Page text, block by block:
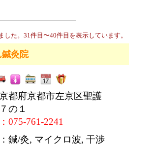
した。31件目〜40件目を表示しています。
鍼灸院
都府京都市左京区聖護
の１
075-761-2241
鍼/灸, マイクロ波, 干渉